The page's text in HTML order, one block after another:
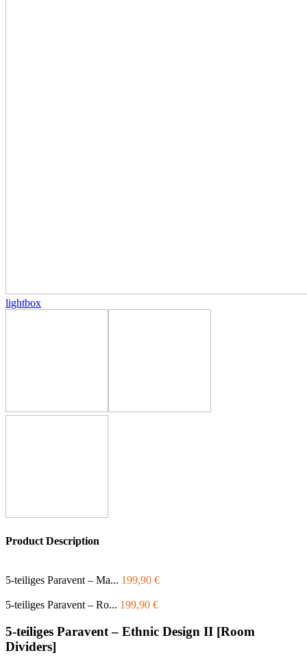
lightbox
Product Description
5-teiliges Paravent – Ma... 199,90 €
5-teiliges Paravent – Ro... 199,90 €
5-teiliges Paravent – Ethnic Design II [Room
Dividers]